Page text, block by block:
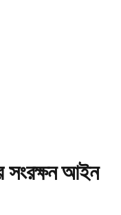
সংরক্ষন আইন